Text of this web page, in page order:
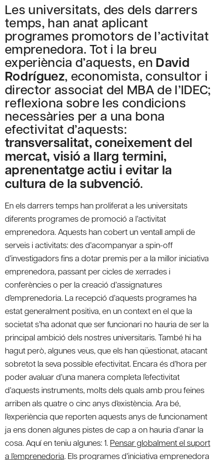
Les universitats, des dels darrers
temps, han anat aplicant
programes promotors de l’activitat
emprenedora. Tot i la breu
experiència d’aquests, en David
Rodríguez, economista, consultor i
director associat del MBA de l’IDEC;
reflexiona sobre les condicions
necessàries per a una bona
efectivitat d’aquests:
transversalitat, coneixement del
mercat, visió a llarg termini,
aprenentatge actiu i evitar la
cultura de la subvenció.
En els darrers temps han proliferat a les universitats
diferents programes de promoció a l’activitat
emprenedora. Aquests han cobert un ventall ampli de
serveis i activitats: des d’acompanyar a spin-off
d’investigadors fins a dotar premis per a la millor iniciativa
emprenedora, passant per cicles de xerrades i
conferències o per la creació d’assignatures
d’emprenedoria. La recepció d’aquests programes ha
estat generalment positiva, en un context en el que la
societat s’ha adonat que ser funcionari no hauria de ser la
principal ambició dels nostres universitaris. També hi ha
hagut però, algunes veus, que els han qüestionat, atacant
sobretot la seva possible efectivitat. Encara és d’hora per
poder avaluar d’una manera completa l’efectivitat
d’aquests instruments, molts dels quals amb prou feines
arriben als quatre o cinc anys d’existència. Ara bé,
l’experiència que reporten aquests anys de funcionament
ja ens donen algunes pistes de cap a on hauria d’anar la
cosa. Aquí en teniu algunes: 1. Pensar globalment el suport
a l’emprenedoria. Els programes d’iniciativa emprenedora